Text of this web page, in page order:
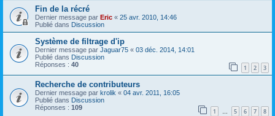
Fin de la récré
Dernier message par Eric « 25 avr. 2010, 14:46
Publié dans Discussion
Système de filtrage d'ip
Dernier message par Jaguar75 « 03 déc. 2014, 14:01
Publié dans Discussion
Réponses : 40 1 2 3
Recherche de contributeurs
Dernier message par krolik « 04 avr. 2011, 16:05
Publié dans Discussion
Réponses : 109 1 … 5 6 7 8